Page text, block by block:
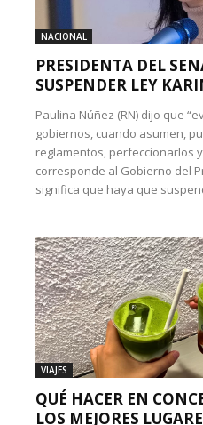
NACIONAL
PRESIDENTA DEL
SUSPENDER LEY
Paulina Núñez (RN) dijo que
gobiernos, cuando asumen,
reglamentos, perfeccionarlos
corresponde al Gobierno del
significa que haya que
VIAJES
QUÉ HACER EN
LOS MEJORES